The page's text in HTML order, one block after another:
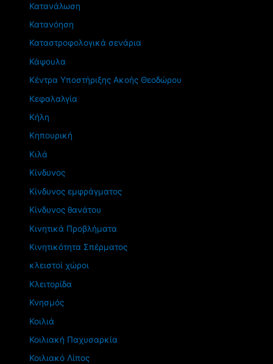
Κατανάλωση
Κατανόηση
Καταστροφολογικά σενάρια
Κάψουλα
Κέντρα Υποστήριξης Ακοής Θεοδώρου
Κεφαλαλγία
Κήλη
Κηπουρική
Κιλά
Κίνδυνος
Κίνδυνος εμφράγματος
Κίνδυνος θανάτου
Κινητικά Προβλήματα
Κινητικότητα Σπέρματος
κλειστοί χώροι
Κλειτορίδα
Κνησμός
Κοιλιά
Κοιλιακή Παχυσαρκία
Κοιλιακό Λίπος